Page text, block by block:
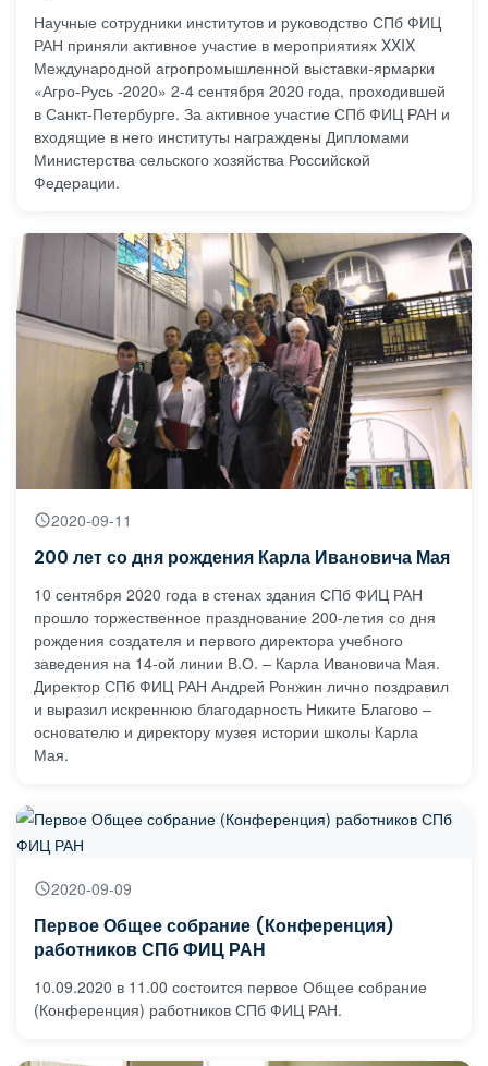
Научные сотрудники институтов и руководство СПб ФИЦ
РАН приняли активное участие в мероприятиях XXIX
Международной агропромышленной выставки-ярмарки
«Агро-Русь -2020» 2-4 сентября 2020 года, проходившей
в Санкт-Петербурге. За активное участие СПб ФИЦ РАН и
входящие в него институты награждены Дипломами
Министерства сельского хозяйства Российской
Федерации.
2020-09-11
200 лет со дня рождения Карла Ивановича Мая
10 сентября 2020 года в стенах здания СПб ФИЦ РАН
прошло торжественное празднование 200-летия со дня
рождения создателя и первого директора учебного
заведения на 14-ой линии В.О. – Карла Ивановича Мая.
Директор СПб ФИЦ РАН Андрей Ронжин лично поздравил
и выразил искреннюю благодарность Никите Благово –
основателю и директору музея истории школы Карла
Мая.
2020-09-09
Первое Общее собрание (Конференция)
работников СПб ФИЦ РАН
10.09.2020 в 11.00 состоится первое Общее собрание
(Конференция) работников СПб ФИЦ РАН.